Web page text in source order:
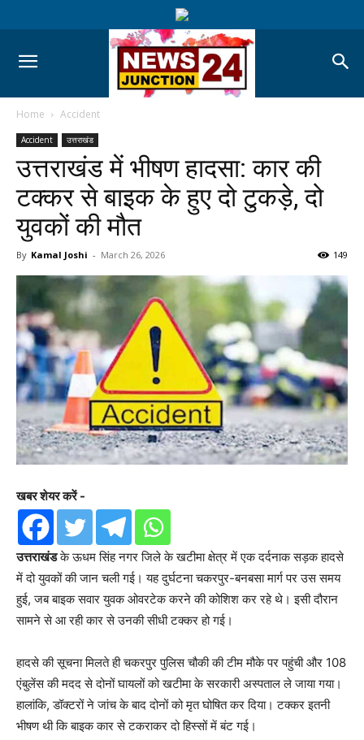
Home Accident
Accident उत्तराखंड
उत्तराखंड में भीषण हादसा: कार की
टक्कर से बाइक के हुए दो टुकड़े, दो
युवकों की मौत
By Kamal Joshi - March 26, 2026 149
खबर शेयर करें -
उत्तराखंडके ऊधम सिंह नगर जिले के खटीमा क्षेत्र में एक दर्दनाक सड़क हादसे
में दो युवकों की जान चली गई। यह दुर्घटना चकरपुर-बनबसा मार्ग पर उस समय
हुई, जब बाइक सवार युवक ओवरटेक करने की कोशिश कर रहे थे। इसी दौरान
सामने से आ रही कार से उनकी सीधी टक्कर हो गई।
हादसे की सूचना मिलते ही चकरपुर पुलिस चौकी की टीम मौके पर पहुंची और 108
एंबुलेंस की मदद से दोनों घायलों को खटीमा के सरकारी अस्पताल ले जाया गया।
हालांकि, डॉक्टरों ने जांच के बाद दोनों को मृत घोषित कर दिया। टक्कर इतनी
भीषण थी कि बाइक कार से टकराकर दो हिस्सों में बंट गई।